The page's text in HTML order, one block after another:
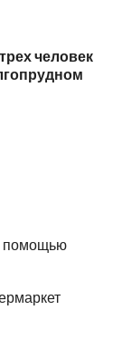
человек
помощью